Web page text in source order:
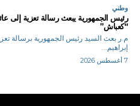
وطني
رئيس الجمهورية يبعث رسالة تعزية إلى
“كعباش”
م.ر بعث السيد رئيس الجمهورية برسالة
إبراهيم...
7 أغسطس 2026